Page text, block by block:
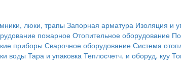
люки, трапы Запорная арматура Изоляция и
пожарноеОтопительное оборудование
приборы Сварочное оборудование Система
воды Тара и упаковка Теплосчетч. и оборуд. куу